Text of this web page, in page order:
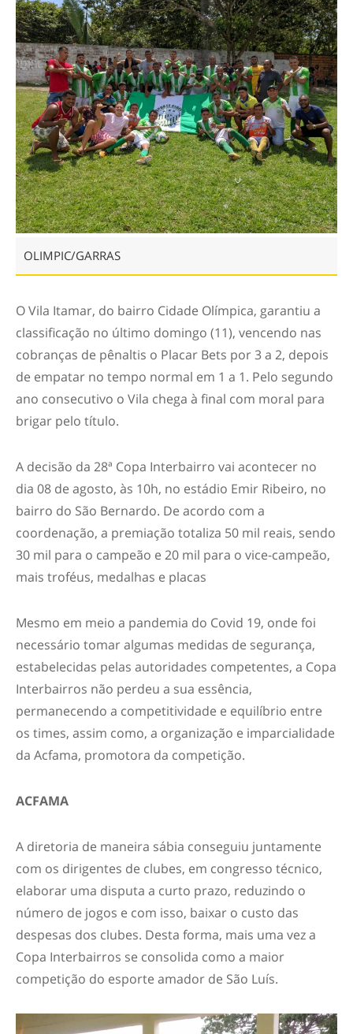
OLIMPIC/GARRAS
O Vila Itamar, do bairro Cidade Olímpica, garantiu a
classificação no último domingo (11), vencendo nas
cobranças de pênaltis o Placar Bets por 3 a 2, depois
de empatar no tempo normal em 1 a 1. Pelo segundo
ano consecutivo o Vila chega à final com moral para
brigar pelo título.
A decisão da 28ª Copa Interbairro vai acontecer no
dia 08 de agosto, às 10h, no estádio Emir Ribeiro, no
bairro do São Bernardo. De acordo com a
coordenação, a premiação totaliza 50 mil reais, sendo
30 mil para o campeão e 20 mil para o vice-campeão,
mais troféus, medalhas e placas
Mesmo em meio a pandemia do Covid 19, onde foi
necessário tomar algumas medidas de segurança,
estabelecidas pelas autoridades competentes, a Copa
Interbairros não perdeu a sua essência,
permanecendo a competitividade e equilíbrio entre
os times, assim como, a organização e imparcialidade
da Acfama, promotora da competição.
ACFAMA
A diretoria de maneira sábia conseguiu juntamente
com os dirigentes de clubes, em congresso técnico,
elaborar uma disputa a curto prazo, reduzindo o
número de jogos e com isso, baixar o custo das
despesas dos clubes. Desta forma, mais uma vez a
Copa Interbairros se consolida como a maior
competição do esporte amador de São Luís.